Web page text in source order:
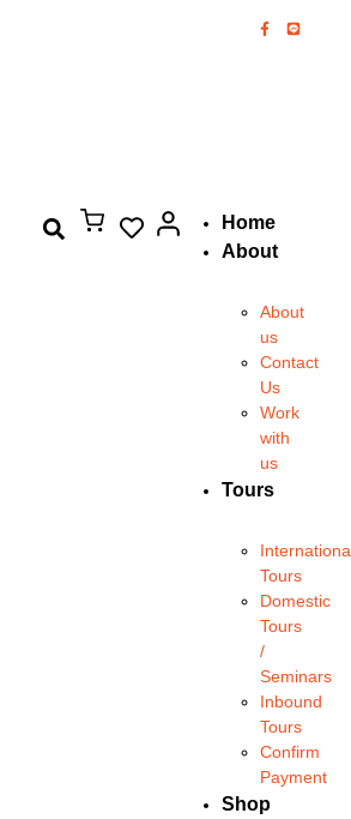
Home
About
About
us
Contact
Us
Work
with
us
Tours
Tours
Domestic
Tours
/
Seminars
Inbound
Tours
Confirm
Payment
Shop